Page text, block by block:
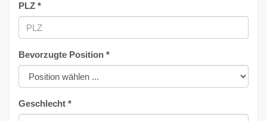
PLZ *
Bevorzugte Position *
Geschlecht *